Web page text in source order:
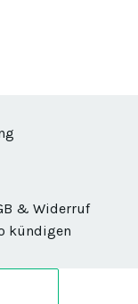
& Widerruf
kündigen